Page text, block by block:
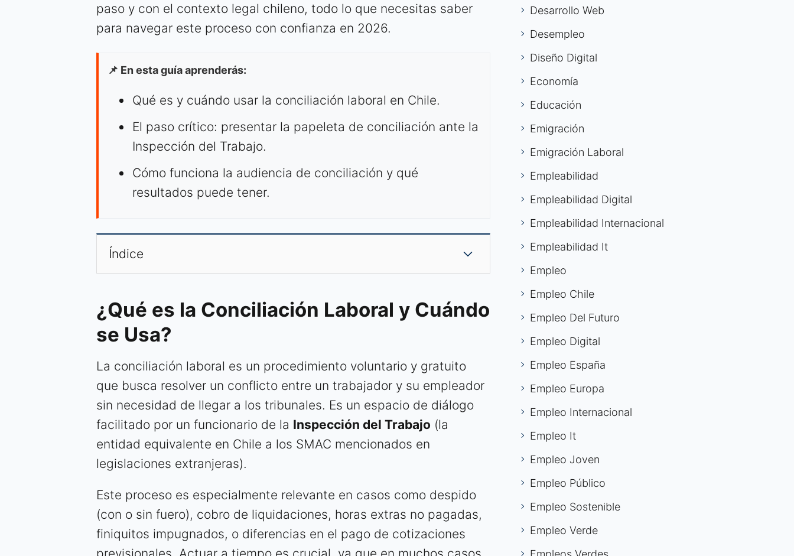
paso y con el contexto legal chileno, todo lo que necesitas saber
para navegar este proceso con confianza en 2026.
📌 En esta guía aprenderás:
Qué es y cuándo usar la conciliación laboral en Chile.
El paso crítico: presentar la papeleta de conciliación ante la
Inspección del Trabajo.
Cómo funciona la audiencia de conciliación y qué
resultados puede tener.
Índice
¿Qué es la Conciliación Laboral y Cuándo
se Usa?
La conciliación laboral es un procedimiento voluntario y gratuito
que busca resolver un conflicto entre un trabajador y su empleador
sin necesidad de llegar a los tribunales. Es un espacio de diálogo
facilitado por un funcionario de la Inspección del Trabajo (la
entidad equivalente en Chile a los SMAC mencionados en
legislaciones extranjeras).
Este proceso es especialmente relevante en casos como despido
(con o sin fuero), cobro de liquidaciones, horas extras no pagadas,
finiquitos impugnados, o diferencias en el pago de cotizaciones
Desarrollo Web
Desempleo
Diseño Digital
Economía
Educación
Emigración
Emigración Laboral
Empleabilidad
Empleabilidad Digital
Empleabilidad Internacional
Empleabilidad It
Empleo
Empleo Chile
Empleo Del Futuro
Empleo Digital
Empleo España
Empleo Europa
Empleo Internacional
Empleo It
Empleo Joven
Empleo Público
Empleo Sostenible
Empleo Verde